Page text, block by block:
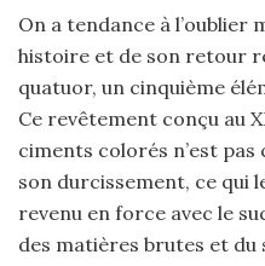
On a tendance à l’oublier
histoire et de son retour
quatuor, un cinquième
Ce revêtement conçu au
ciments colorés n’est
son durcissement, ce qui
revenu en force avec le
des matières brutes et du